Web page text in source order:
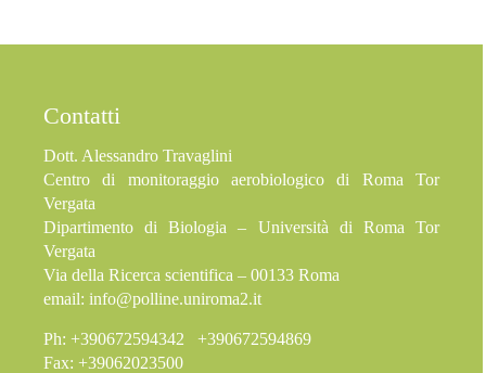
Contatti
Dott. Alessandro Travaglini
Centro di monitoraggio aerobiologico di Roma Tor
Vergata
Dipartimento di Biologia – Università di Roma Tor
Vergata
Via della Ricerca scientifica – 00133 Roma
email: info@polline.uniroma2.it
Ph: +390672594342 +390672594869
Fax: +39062023500